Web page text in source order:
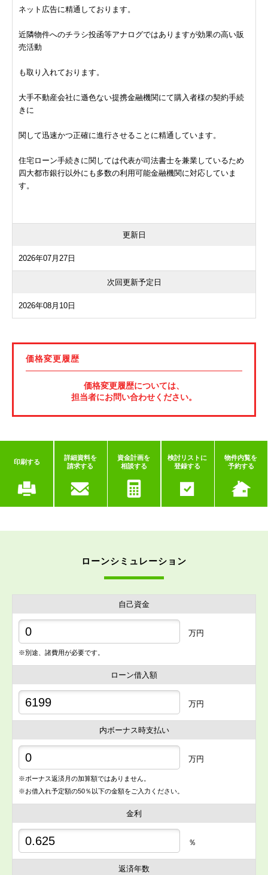
ネット広告に精通しております。
近隣物件へのチラシ投函等アナログではありますが効果の高い販
売活動
も取り入れております。
大手不動産会社に遜色ない提携金融機関にて購入者様の契約手続
きに
関して迅速かつ正確に進行させることに精通しています。
住宅ローン手続きに関しては代表が司法書士を兼業しているため
四大都市銀行以外にも多数の利用可能金融機関に対応していま
す。
更新日
2026年07月27日
次回更新予定日
2026年08月10日
価格変更履歴
価格変更履歴については、
担当者にお問い合わせください。
印刷する
詳細資料を
請求する
資金計画を
相談する
検討リストに
登録する
物件内覧を
予約する
ローンシミュレーション
自己資金
万円
※別途、諸費用が必要です。
ローン借入額
万円
内ボーナス時支払い
万円
※ボーナス返済月の加算額ではありません。
※お借入れ予定額の50％以下の金額をご入力ください。
金利
％
返済年数